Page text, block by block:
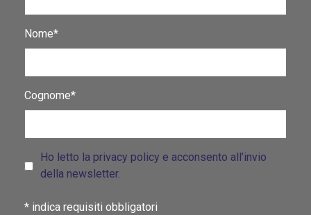
Nome*
Cognome*
Ho letto la privacy policy e acconsento all’invio
della newsletter.
* indica requisiti obbligatori